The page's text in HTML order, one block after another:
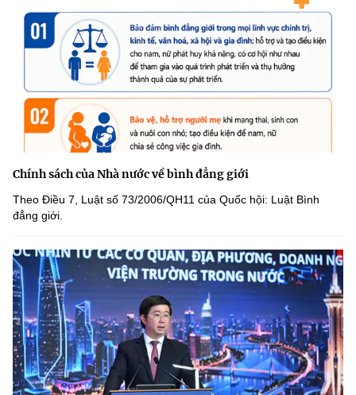
Chính sách của Nhà nước về bình đẳng giới
Theo Điều 7, Luật số 73/2006/QH11 của Quốc hội: Luật Bình
đẳng giới.